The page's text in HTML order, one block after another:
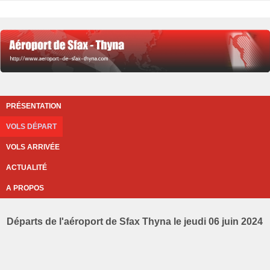
PRÉSENTATION
VOLS DÉPART
VOLS ARRIVÉE
ACTUALITÉ
A PROPOS
Départs de l'aéroport de Sfax Thyna le jeudi 06 juin 2024